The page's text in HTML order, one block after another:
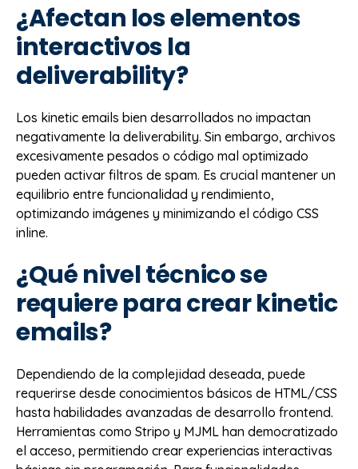
¿Afectan los elementos
interactivos la
deliverability?
Los kinetic emails bien desarrollados no impactan
negativamente la deliverability. Sin embargo, archivos
excesivamente pesados o código mal optimizado
pueden activar filtros de spam. Es crucial mantener un
equilibrio entre funcionalidad y rendimiento,
optimizando imágenes y minimizando el código CSS
inline.
¿Qué nivel técnico se
requiere para crear kinetic
emails?
Dependiendo de la complejidad deseada, puede
requerirse desde conocimientos básicos de HTML/CSS
hasta habilidades avanzadas de desarrollo frontend.
Herramientas como Stripo y MJML han democratizado
el acceso, permitiendo crear experiencias interactivas